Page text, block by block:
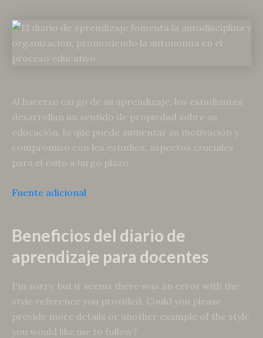
Al hacerse cargo de su aprendizaje, los estudiantes
desarrollan un sentido de propiedad sobre su
educación, lo que puede aumentar su motivación y
compromiso con los estudios, aspectos cruciales
para el éxito a largo plazo.
Fuente adicional
Beneficios del diario de
aprendizaje para docentes
I'm sorry, but it seems there was an error with the
style reference you provided. Could you please
provide more details or another example of the style
you would like me to follow?